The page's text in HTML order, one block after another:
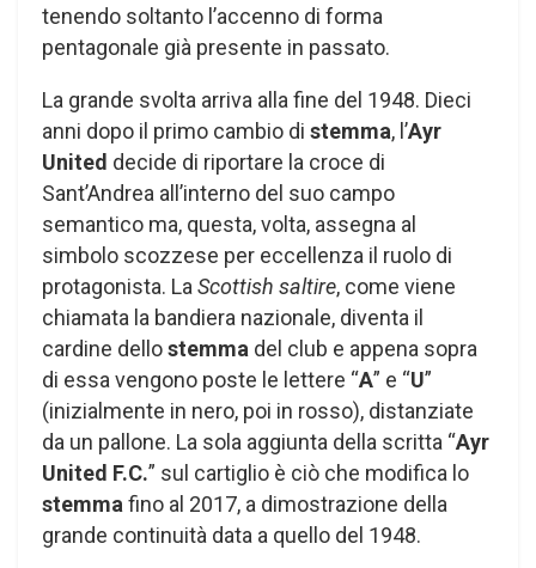
tenendo soltanto l’accenno di forma
pentagonale già presente in passato.
La grande svolta arriva alla fine del 1948. Dieci
anni dopo il primo cambio di stemma, l’Ayr
United decide di riportare la croce di
Sant’Andrea all’interno del suo campo
semantico ma, questa, volta, assegna al
simbolo scozzese per eccellenza il ruolo di
protagonista. LaScottish saltire, come viene
chiamata la bandiera nazionale, diventa il
cardine dellostemma del club e appena sopra
di essa vengono poste le lettere “A” e “U”
(inizialmente in nero, poi in rosso), distanziate
da un pallone. La sola aggiunta della scritta “Ayr
United F.C.” sul cartiglio è ciò che modifica lo
stemmafino al 2017, a dimostrazione della
grande continuità data a quello del 1948.